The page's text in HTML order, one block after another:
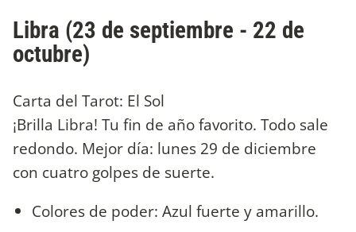
Libra (23 de septiembre - 22 de
octubre)
Carta del Tarot: El Sol
¡Brilla Libra! Tu fin de año favorito. Todo sale
redondo. Mejor día: lunes 29 de diciembre
con cuatro golpes de suerte.
Colores de poder: Azul fuerte y amarillo.